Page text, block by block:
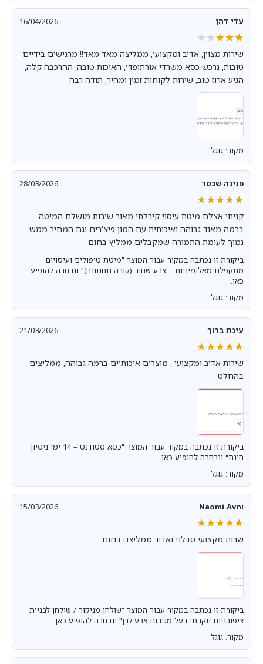
עדי דהן 16/04/2026
★★★★★
★★★★★
שירות מצוין, אדיב ומקצועי, ממליצה מאד מאד!! מרגישים בידיים
טובות, נרכש כסא משרדי אורתופדי, האיכות טובה, ההרכבה קלה,
הגיע ארוז טוב, שירות לקוחות זמין ומהיר, תודה רבה
מקור: גוגל
פנינה שכטר 28/03/2026
★★★★★
★★★★★
קניתי אצלם מיטת עיסוי קיבלתי מאור שירות מושלם המיטה
ברמה מאוד גבוהה ואיכותית עם המון פיצ'רים וגם המחיר ממש
נמוך לעומת התמורה שמקבלים ממליץ בחום.
ביקורת זו נכתבה במקור עבור המוצר "מיטת טיפולים ועיסויים
מתקפלת מאלומיניום – צבע שחור (קורה תחתונה)" ונבחרה להופיע
כאן.
מקור: גוגל
עינת ברוך 21/03/2026
★★★★★
★★★★★
שירות אדיב ומקצועי , מוצרים איכותיים ברמה גבוהה, ממליצים
בהחלט
ביקורת זו נכתבה במקור עבור המוצר "כסא סטודנט – 14 ימי ניסיון
חינם" ונבחרה להופיע כאן.
מקור: גוגל
Naomi Avni
15/03/2026
★★★★★
★★★★★
שרות מקצועי סבלני ואדיב ממליצה בחום
ביקורת זו נכתבה במקור עבור המוצר "שולחן מניקור / שולחן לבניית
ציפורניים יוקרתי בעל מגירות צבע לבן" ונבחרה להופיע כאן.
מקור: גוגל